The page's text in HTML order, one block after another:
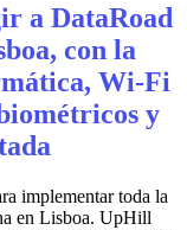
a DataRoad
con la
Wi-Fi
y
implementar toda la
en Lisboa. UpHill